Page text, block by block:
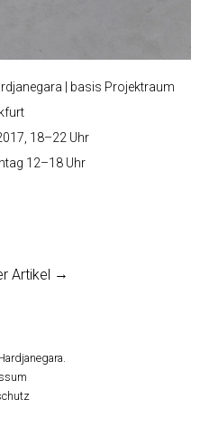
| basis Projektraum
18–22 Uhr
12–18 Uhr
Artikel